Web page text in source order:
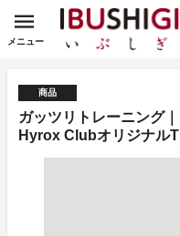
メニュー
商品
ガッツリトレーニング
Hyrox Clubオリジナル